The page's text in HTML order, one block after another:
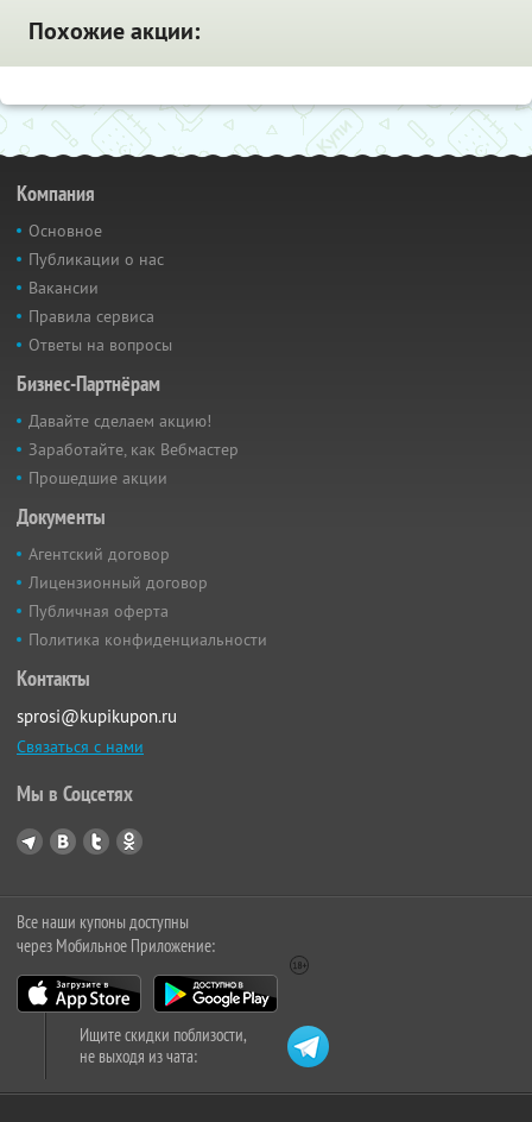
Похожие акции:
Компания
Основное
Публикации о нас
Вакансии
Правила сервиса
Ответы на вопросы
Бизнес-Партнёрам
Давайте сделаем акцию!
Заработайте, как Вебмастер
Прошедшие акции
Документы
Агентский договор
Лицензионный договор
Публичная оферта
Политика конфиденциальности
Контакты
sprosi@kupikupon.ru
Связаться с нами
Мы в Соцсетях
Все наши купоны доступны
через Мобильное Приложение:
Ищите скидки поблизости,
не выходя из чата: